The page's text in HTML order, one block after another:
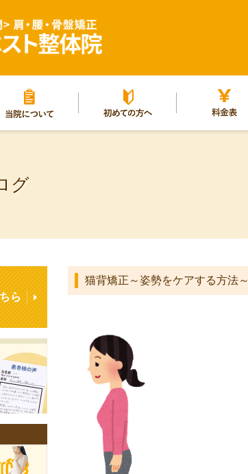
院グルー
グ
猫背矯正～姿勢をケアする方法～